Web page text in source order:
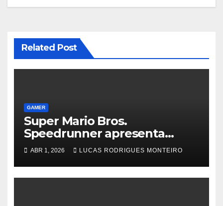
Related Post
GAMER
Super Mario Bros.
Speedrunner apresenta
alegações de sabotagem
ABR 1, 2026 LUCAS RODRIGUES MONTEIRO